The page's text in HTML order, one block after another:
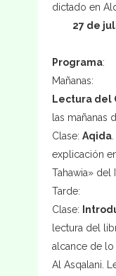
dictado en
27 de
Programa:
Mañanas:
Lectura del
las mañanas
Clase: Aqida
explicación
Tahawia» del
Tarde:
Clase:
lectura del
alcance de lo
Al Asqalani.